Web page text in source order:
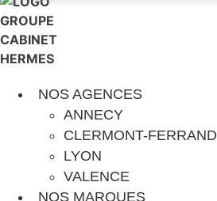
NOS AGENCES
ANNECY
CLERMONT-FERRAND
LYON
VALENCE
NOS MARQUES